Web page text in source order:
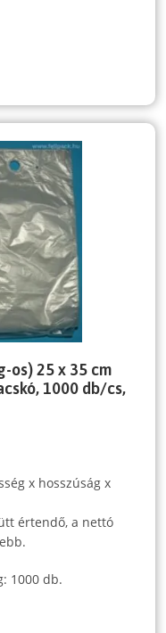
os) 25 x 35 cm
1000 db/cs,
x hosszúság x
értendő, a nettó
1000 db.